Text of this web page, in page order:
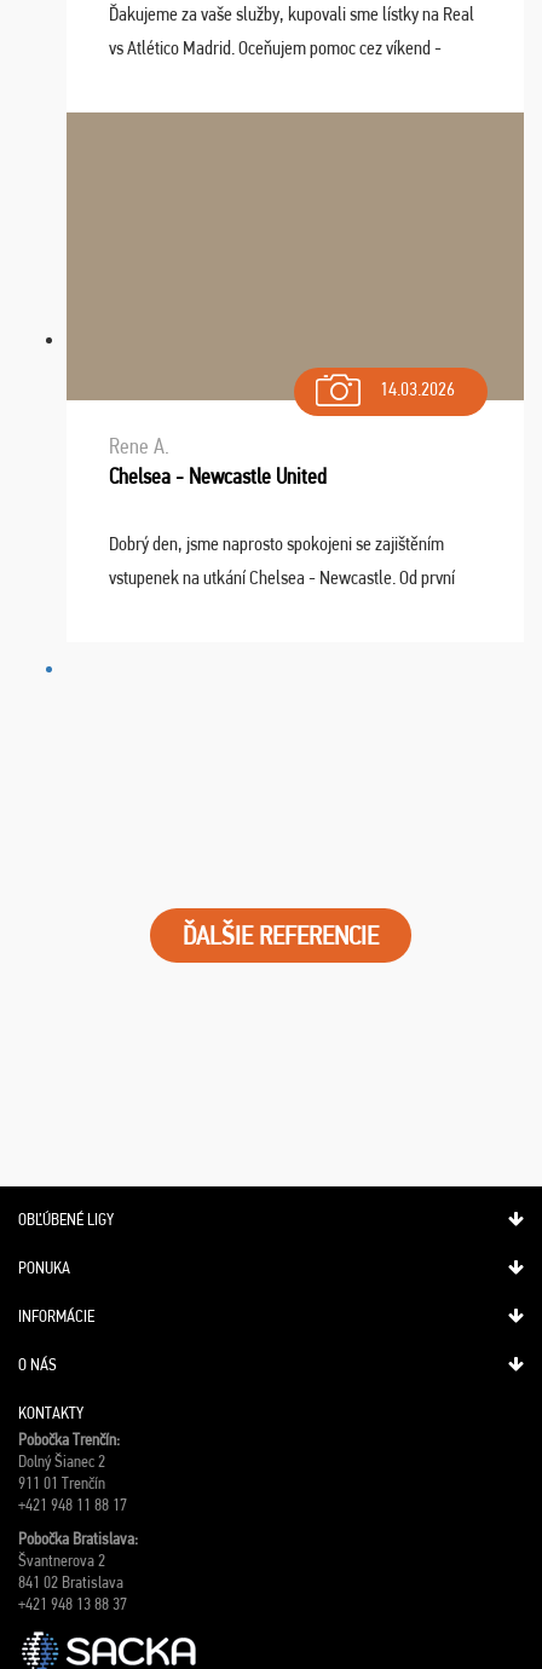
Ďakujeme za vaše služby, kupovali sme lístky na Real
vs Atlético Madrid. Oceňujem pomoc cez víkend -
spokojnosti. Sedenie bolo dobré, štadión Barnabéu ...
14.03.2026
Rene A.
Chelsea - Newcastle United
Dobrý den, jsme naprosto spokojeni se zajištěním
vstupenek na utkání Chelsea - Newcastle. Od první
ĎALŠIE REFERENCIE
OBĽÚBENÉ LIGY
PONUKA
INFORMÁCIE
O NÁS
KONTAKTY
Pobočka Trenčín:
Dolný Šianec 2
911 01 Trenčín
+421 948 11 88 17
Pobočka Bratislava:
Švantnerova 2
841 02 Bratislava
+421 948 13 88 37